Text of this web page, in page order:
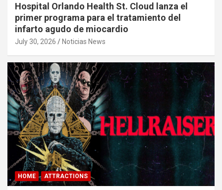
Hospital Orlando Health St. Cloud lanza el
primer programa para el tratamiento del
infarto agudo de miocardio
July 30, 2026 Noticias News
HOME ATTRACTIONS